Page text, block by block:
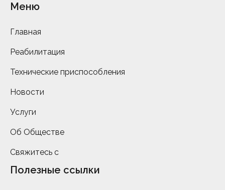
Меню
Главная
Реабилитация
Технические приспособления
Новости
Услуги
Об Обществе
Свяжитесь с
Полезные ссылки